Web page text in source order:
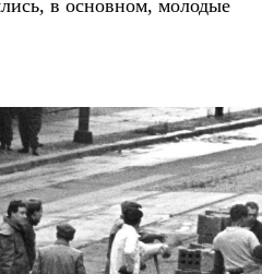
в основном, молодые